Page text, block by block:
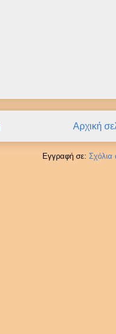
Αρχική
Εγγραφή σε: Σχόλια